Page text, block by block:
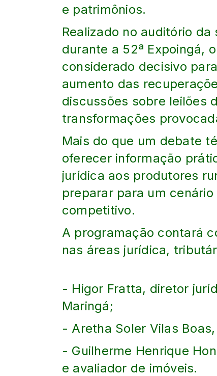
e patrimônios.
Realizado no auditório
durante a 52ª Expoingá,
considerado decisivo
aumento das
discussões sobre leilões
transformações
Mais do que um debate
oferecer informação
jurídica aos produtores
preparar para um
competitivo.
A programação contará
nas áreas jurídica,
- Higor Fratta, diretor
Maringá;
- Aretha Soler Vilas
- Guilherme Henrique
e avaliador de imóveis.